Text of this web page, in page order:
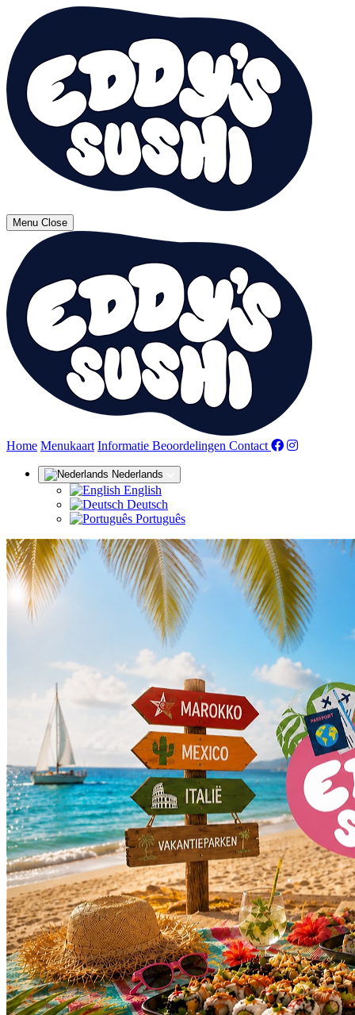
Menu Close
Home Menukaart Informatie (huidige)
Beoordelingen Contact
Nederlands
English
Deutsch
Português